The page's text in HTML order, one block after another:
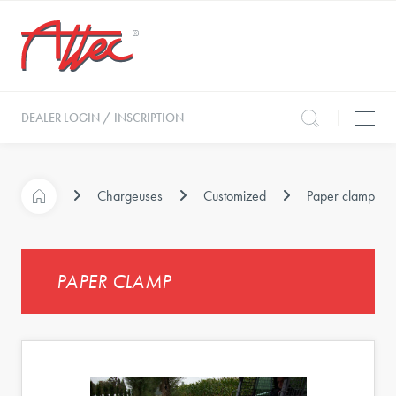
DEALER LOGIN / INSCRIPTION
Chargeuses Customized Paper clamp
PAPER CLAMP